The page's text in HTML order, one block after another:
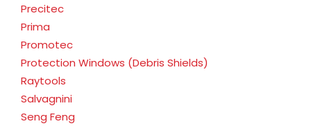
Precitec
Prima
Promotec
Protection Windows (Debris Shields)
Raytools
Salvagnini
Seng Feng